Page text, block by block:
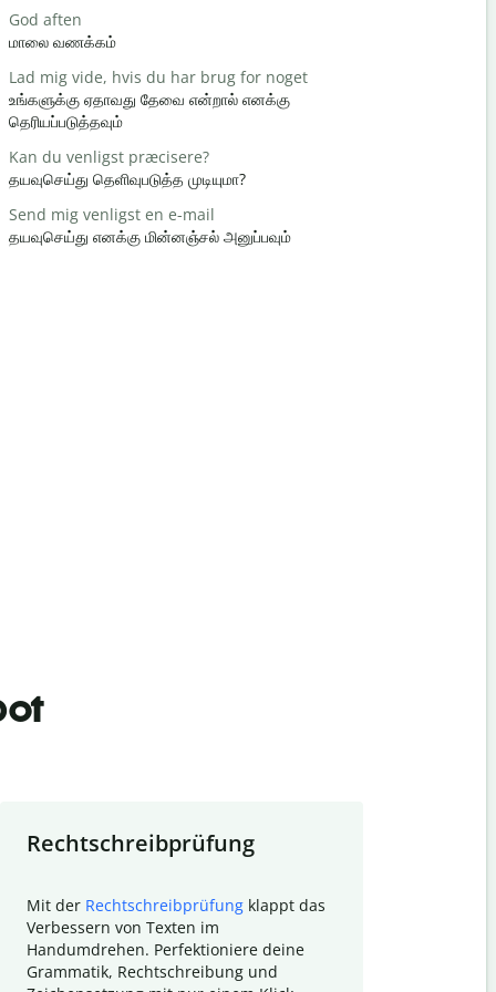
God aften
மாலை வணக்கம்
Lad mig vide, hvis du har brug for noget
உங்களுக்கு ஏதாவது தேவை என்றால் எனக்கு
தெரியப்படுத்தவும்
Kan du venligst præcisere?
தயவுசெய்து தெளிவுபடுத்த முடியுமா?
Send mig venligst en e-mail
தயவுசெய்து எனக்கு மின்னஞ்சல் அனுப்பவும்
Rechtschreibprüfung
Mit der Rechtschreibprüfung klappt das
Verbessern von Texten im
Handumdrehen. Perfektioniere deine
Grammatik, Rechtschreibung und